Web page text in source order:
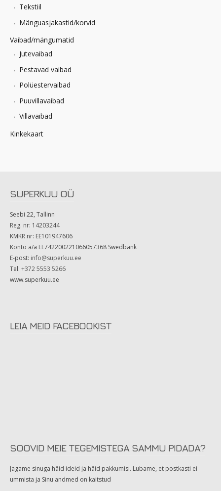
Tekstiil
Mänguasjakastid/korvid
Vaibad/mängumatid
Jutevaibad
Pestavad vaibad
Polüestervaibad
Puuvillavaibad
Villavaibad
Kinkekaart
SUPERKUU OÜ
Seebi 22, Tallinn
Reg. nr: 14203244
KMKR nr: EE101947606
Konto a/a EE742200221066057368 Swedbank
E-post: info@superkuu.ee
Tel: +372 5553 5266
www.superkuu.ee
LEIA MEID FACEBOOKIST
SOOVID MEIE TEGEMISTEGA SAMMU PIDADA?
Jagame sinuga häid ideid ja häid pakkumisi. Lubame, et postkasti ei
ummista ja Sinu andmed on kaitstud